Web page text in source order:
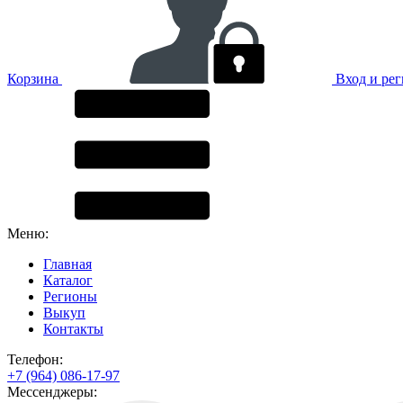
Корзина Вход и
Меню:
Главная
Каталог
Регионы
Выкуп
Контакты
Телефон:
+7 (964) 086-17-97
Мессенджеры: